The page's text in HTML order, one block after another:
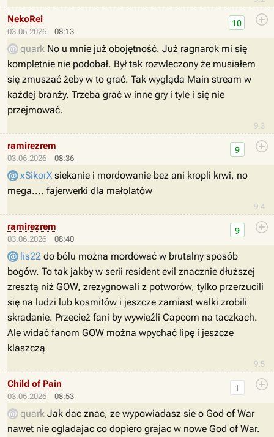
03.06.2026 08:13
9.3
10
NekoRei
quark No u mnie już obojętność. Już ragnarok mi się
kompletnie nie podobał. Był tak rozwleczony że musiałem
się zmuszać żeby w to grać. Tak wygląda Main stream w
każdej branży. Trzeba grać w inne gry i tyle i się nie
przejmować.
03.06.2026 08:36
9.4
9
ramirezrem
xSikorX siekanie i mordowanie bez ani kropli krwi, no
mega.... fajerwerki dla małolatów
03.06.2026 08:40
9.5
9
ramirezrem
lis22 do bólu można mordować w brutalny sposób
bogów. To tak jakby w serii resident evil znacznie dłuższej
zresztą niż GOW, zrezygnowali z potworów, tylko przerzucili
się na ludzi lub kosmitów i jeszcze zamiast walki zrobili
skradanie. Przecież fani by wywieźli Capcom na taczkach.
Ale widać fanom GOW można wpychać lipę i jeszcze
klaszczą
03.06.2026 08:53
1
Child of Pain
quark Jak dac znac, ze wypowiadasz sie o God of War
nawet nie ogladajac co dopiero grajac w nowe God of War.